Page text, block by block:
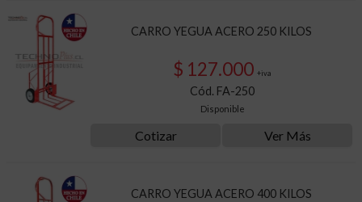
CARRO YEGUA ACERO 250 KILOS
$ 127.000 +iva
Cód. FA-250
Disponible
Cotizar Ver Más
CARRO YEGUA ACERO 400 KILOS